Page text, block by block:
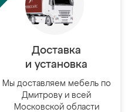
Доставка
и установка
Мы доставляем мебель по
Дмитрову и всей
Московской области